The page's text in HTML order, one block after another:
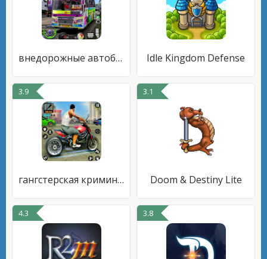
внедорожные автобусные игры 3d Idle Kingdom Defense
3.9
гангстерская криминальная игра
3.1
Doom & Destiny Lite
4.3 3.8